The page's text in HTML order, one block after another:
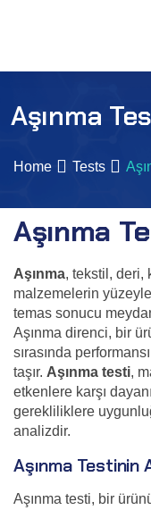
Aşınma
Home Tests
Aşınma
Aşınma, tekstil, deri,
malzemelerin
temas sonucu
Aşınma direnci, bir
sırasında
taşır. Aşınma testi,
etkenlere karşı
gerekliliklere
analizdir.
Aşınma Testinin
Aşınma testi, bir